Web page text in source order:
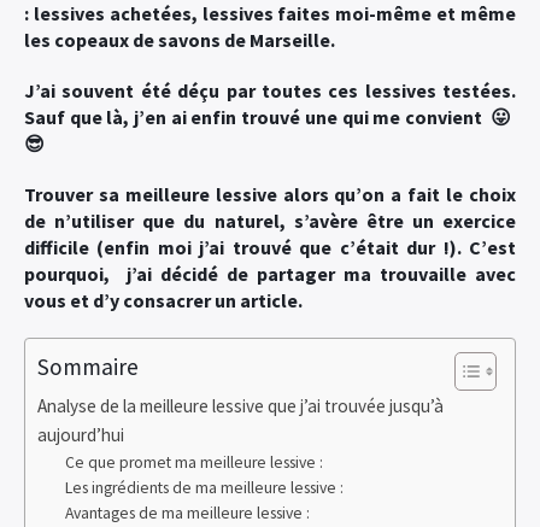
: lessives achetées, lessives faites moi-même et même
les copeaux de savons de Marseille.
J’ai souvent été déçu par toutes ces lessives testées.
Sauf que là, j’en ai enfin trouvé une qui me convient 😛
😎
Trouver sa meilleure lessive alors qu’on a fait le choix
de n’utiliser que du naturel, s’avère être un exercice
difficile (enfin moi j’ai trouvé que c’était dur !). C’est
pourquoi, j’ai décidé de partager ma trouvaille avec
vous et d’y consacrer un article.
Sommaire
Analyse de la meilleure lessive que j’ai trouvée jusqu’à
aujourd’hui
Ce que promet ma meilleure lessive :
Les ingrédients de ma meilleure lessive :
Avantages de ma meilleure lessive :